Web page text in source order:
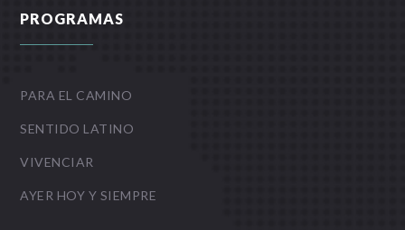
PROGRAMAS
PARA EL CAMINO
SENTIDO LATINO
VIVENCIAR
AYER HOY Y SIEMPRE